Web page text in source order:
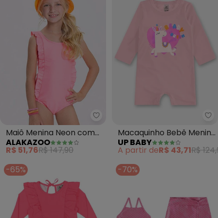
Alakazoo - Maiô Menina Neon
Maiô Menina Neon com
Alças Largas e Babados
(Rosa)
ALAKAZOO
R$ 51,76R$ 147,90
Macaquinho Bebê Menina
Fps +50 (Rosa)
UP BABY
A partir deR$ 43,71R$
-65%
-70%